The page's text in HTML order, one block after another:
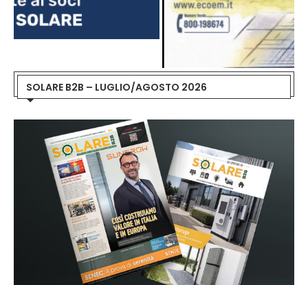
SOLARE B2B – LUGLIO/AGOSTO 2026